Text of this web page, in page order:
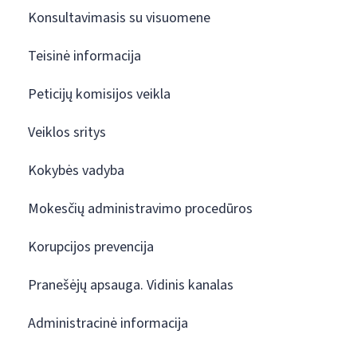
Konsultavimasis su visuomene
Teisinė informacija
Peticijų komisijos veikla
Veiklos sritys
Kokybės vadyba
Mokesčių administravimo procedūros
Korupcijos prevencija
Pranešėjų apsauga. Vidinis kanalas
Administracinė informacija